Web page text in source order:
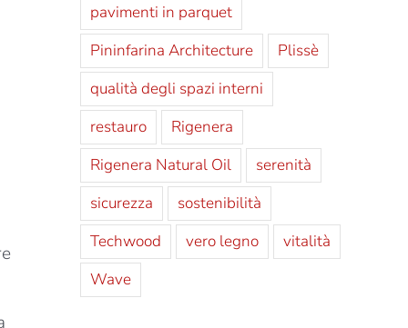
pavimenti in parquet
Pininfarina Architecture
Plissè
qualità degli spazi interni
restauro
Rigenera
Rigenera Natural Oil
serenità
sicurezza
sostenibilità
Techwood
vero legno
vitalità
Wave